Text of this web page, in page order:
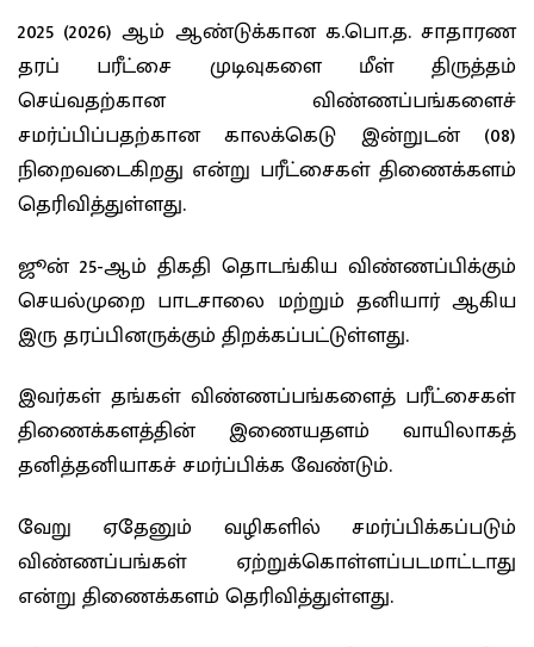
2025 (2026) ஆம் ஆண்டுக்கான க.பொ.த. சாதாரண
தரப் பரீட்சை முடிவுகளை மீள் திருத்தம்
செய்வதற்கான விண்ணப்பங்களைச்
சமர்ப்பிப்பதற்கான காலக்கெடு இன்றுடன் (08)
நிறைவடைகிறது என்று பரீட்சைகள் திணைக்களம்
தெரிவித்துள்ளது.
ஜூன் 25-ஆம் திகதி தொடங்கிய விண்ணப்பிக்கும்
செயல்முறை பாடசாலை மற்றும் தனியார் ஆகிய
இரு தரப்பினருக்கும் திறக்கப்பட்டுள்ளது.
இவர்கள் தங்கள் விண்ணப்பங்களைத் பரீட்சைகள்
திணைக்களத்தின் இணையதளம் வாயிலாகத்
தனித்தனியாகச் சமர்ப்பிக்க வேண்டும்.
வேறு ஏதேனும் வழிகளில் சமர்ப்பிக்கப்படும்
விண்ணப்பங்கள் ஏற்றுக்கொள்ளப்படமாட்டாது
என்று திணைக்களம் தெரிவித்துள்ளது.